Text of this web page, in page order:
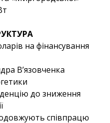
на фінансування
В’язовченка
до зниження
співпрацю